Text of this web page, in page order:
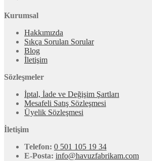
Kurumsal
Hakkımızda
Sıkça Sorulan Sorular
Blog
İletişim
Sözleşmeler
İptal, İade ve Değişim Şartları
Mesafeli Satış Sözleşmesi
Üyelik Sözleşmesi
İletişim
Telefon: 0 501 105 19 34
E-Posta: info@havuzfabrikam.com